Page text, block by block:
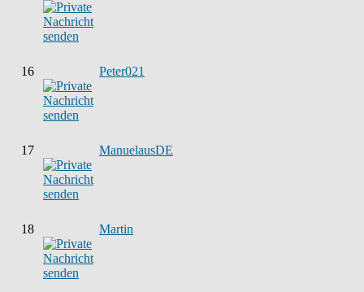
16 Peter021
17 ManuelausDE
18 Martin